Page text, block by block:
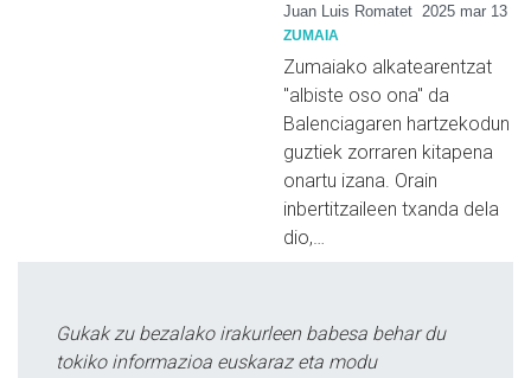
Juan Luis Romatet 2025 mar 13
ZUMAIA
Zumaiako alkatearentzat
"albiste oso ona" da
Balenciagaren hartzekodun
guztiek zorraren kitapena
onartu izana. Orain
inbertitzaileen txanda dela
dio,…
Gukak zu bezalako irakurleen babesa behar du
tokiko informazioa euskaraz eta modu